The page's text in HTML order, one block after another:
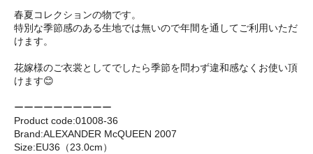
春夏コレクションの物です。
特別な季節感のある生地では無いので年間を通してご利用いただ
けます。
花嫁様のご衣裳としてでしたら季節を問わず違和感なくお使い頂
けます😊
ーーーーーーーーーー
Product code:01008-36
Brand:ALEXANDER McQUEEN 2007
Size:EU36（23.0cm）